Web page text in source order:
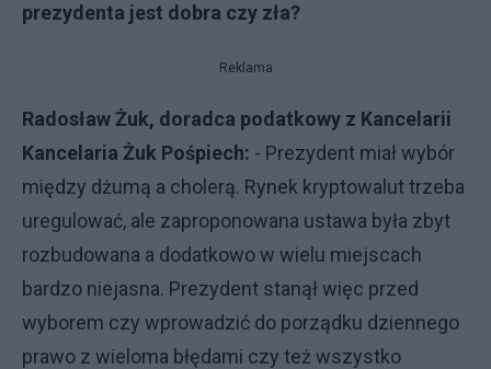
prezydenta jest dobra czy zła?
Reklama
Radosław Żuk, doradca podatkowy z Kancelarii
Kancelaria Żuk Pośpiech: - Prezydent miał wybór
między dżumą a cholerą. Rynek kryptowalut trzeba
uregulować, ale zaproponowana ustawa była zbyt
rozbudowana a dodatkowo w wielu miejscach
bardzo niejasna. Prezydent stanął więc przed
wyborem czy wprowadzić do porządku dziennego
prawo z wieloma błędami czy też wszystko